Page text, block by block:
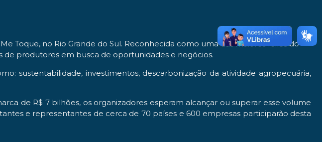
Toque, no Rio Grande do Sul. Reconhecida como uma das maiores feiras do
produtores em busca de oportunidades e negócios.
sustentabilidade, investimentos, descarbonização da atividade agropecuária,
de R$ 7 bilhões, os organizadores esperam alcançar ou superar esse volume
e representantes de cerca de 70 países e 600 empresas participarão desta